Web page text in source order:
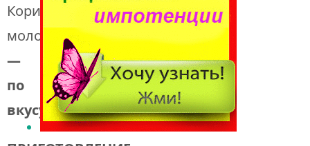
Корица
молотая
—
по
вкусу